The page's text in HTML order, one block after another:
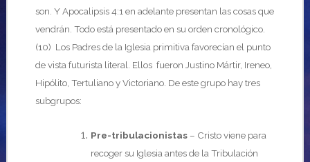
son. Y Apocalipsis 4:1 en adelante presentan las cosas que
vendrán. Todo está presentado en su orden cronológico.
(10) Los Padres de la Iglesia primitiva favorecían el punto
de vista futurista literal. Ellos fueron Justino Mártir, Ireneo,
Hipólito, Tertuliano y Victoriano. De este grupo hay tres
subgrupos:
Pre-tribulacionistas– Cristo viene para
recoger su Iglesia antes de la Tribulación